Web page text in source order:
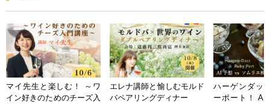
マイ先生と楽しむ！ ～ワ
イン好きのためのチーズ入
エレナ講師と愉しむモルド
バペアリングディナー
ハーゲンダッ
ーポート！ AI